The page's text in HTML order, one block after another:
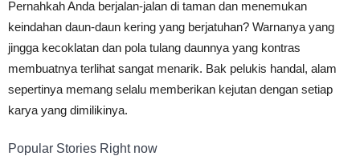
Pernahkah Anda berjalan-jalan di taman dan menemukan
keindahan daun-daun kering yang berjatuhan? Warnanya yang
jingga kecoklatan dan pola tulang daunnya yang kontras
membuatnya terlihat sangat menarik. Bak pelukis handal, alam
sepertinya memang selalu memberikan kejutan dengan setiap
karya yang dimilikinya.
Popular Stories Right now